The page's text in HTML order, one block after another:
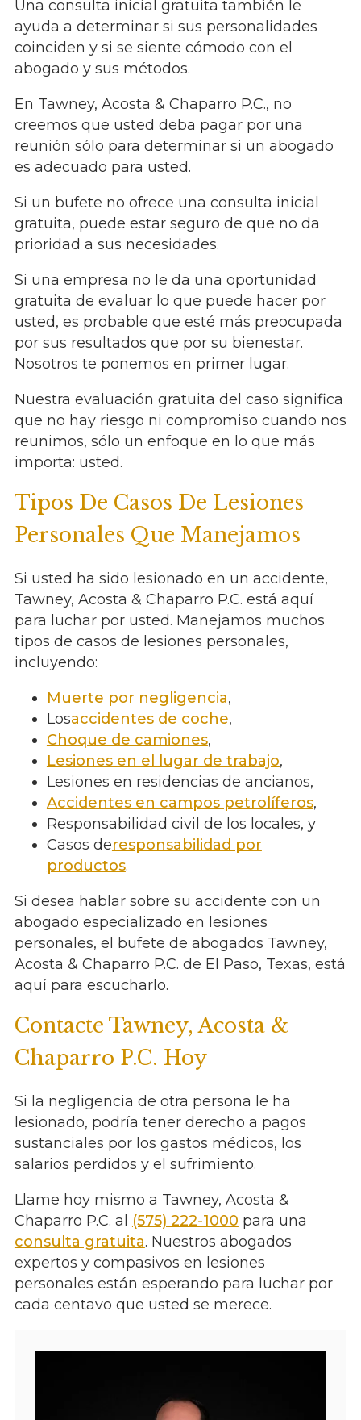
Una consulta inicial gratuita también le
ayuda a determinar si sus personalidades
coinciden y si se siente cómodo con el
abogado y sus métodos.
En Tawney, Acosta & Chaparro P.C., no
creemos que usted deba pagar por una
reunión sólo para determinar si un abogado
es adecuado para usted.
Si un bufete no ofrece una consulta inicial
gratuita, puede estar seguro de que no da
prioridad a sus necesidades.
Si una empresa no le da una oportunidad
gratuita de evaluar lo que puede hacer por
usted, es probable que esté más preocupada
por sus resultados que por su bienestar.
Nosotros te ponemos en primer lugar.
Nuestra evaluación gratuita del caso significa
que no hay riesgo ni compromiso cuando nos
reunimos, sólo un enfoque en lo que más
importa: usted.
Tipos De Casos De Lesiones
Personales Que Manejamos
Si usted ha sido lesionado en un accidente,
Tawney, Acosta & Chaparro P.C. está aquí
para luchar por usted. Manejamos muchos
tipos de casos de lesiones personales,
incluyendo:
Muerte por negligencia,
Losaccidentes de coche,
Choque de camiones,
Lesiones en el lugar de trabajo,
Lesiones en residencias de ancianos,
Accidentes en campos petrolíferos,
Responsabilidad civil de los locales, y
Casos deresponsabilidad por
productos.
Si desea hablar sobre su accidente con un
abogado especializado en lesiones
personales, el bufete de abogados Tawney,
Acosta & Chaparro P.C. de El Paso, Texas, está
aquí para escucharlo.
Contacte Tawney, Acosta &
Chaparro P.C. Hoy
Si la negligencia de otra persona le ha
lesionado, podría tener derecho a pagos
sustanciales por los gastos médicos, los
salarios perdidos y el sufrimiento.
Llame hoy mismo a Tawney, Acosta &
Chaparro P.C. al (575) 222-1000 para una
consulta gratuita. Nuestros abogados
expertos y compasivos en lesiones
personales están esperando para luchar por
cada centavo que usted se merece.